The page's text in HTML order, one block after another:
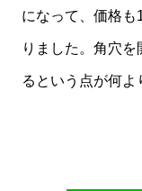
になって、価格
りました。角穴
るという点が何よ